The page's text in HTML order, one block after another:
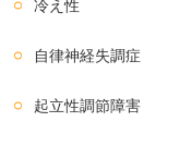
冷え性
自律神経失調症
起立性調節障害